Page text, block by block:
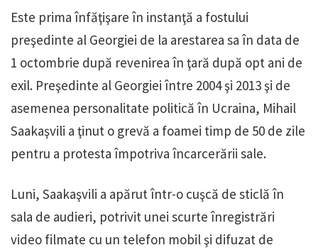
Este prima înfăţişare în instanţă a fostului
preşedinte al Georgiei de la arestarea sa în data de
1 octombrie după revenirea în ţară după opt ani de
exil. Preşedinte al Georgiei între 2004 şi 2013 şi de
asemenea personalitate politică în Ucraina, Mihail
Saakaşvili a ţinut o grevă a foamei timp de 50 de zile
pentru a protesta împotriva încarcerării sale.
Luni, Saakaşvili a apărut într-o cuşcă de sticlă în
sala de audieri, potrivit unei scurte înregistrări
video filmate cu un telefon mobil şi difuzat de